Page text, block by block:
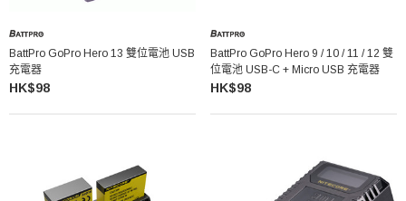
BattPro GoPro Hero 13 雙位電池 USB
充電器
HK$98
BattPro GoPro Hero 9 / 10 / 11 / 12 雙
位電池 USB-C + Micro USB 充電器
HK$98